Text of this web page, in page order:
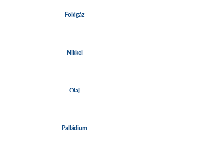
Földgáz
Nikkel
Olaj
Palládium